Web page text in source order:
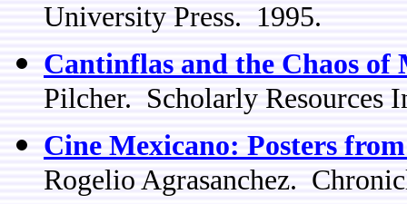
University Press. 1995.
Cantinflas and the Chaos
Pilcher. Scholarly Resources
Cine Mexicano: Posters
Rogelio Agrasanchez.